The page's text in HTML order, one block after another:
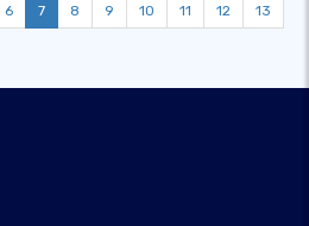
6 7 8 9 10 11 12 13